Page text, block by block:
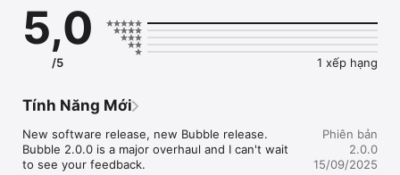
- Trending hashtags
- A rich post composer with polls, emojis, and attachments
- Suggestions
- Grouped Notifications
- A restricted user list
Bubble+ also allows you to get a handful of useful features
such as attachment saving, more accounts...
And there is so much more to see!
5,0
/5 1 xếp hạng
Tính Năng Mới
New software release, new Bubble release.
Bubble 2.0.0 is a major overhaul and I can't wait
to see your feedback.
Phiên bản
2.0.0
15/09/2025